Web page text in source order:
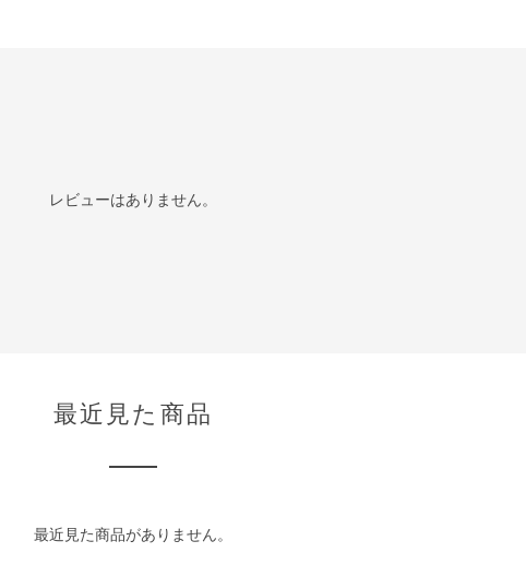
レビューはありません。
最近見た商品
最近見た商品がありません。